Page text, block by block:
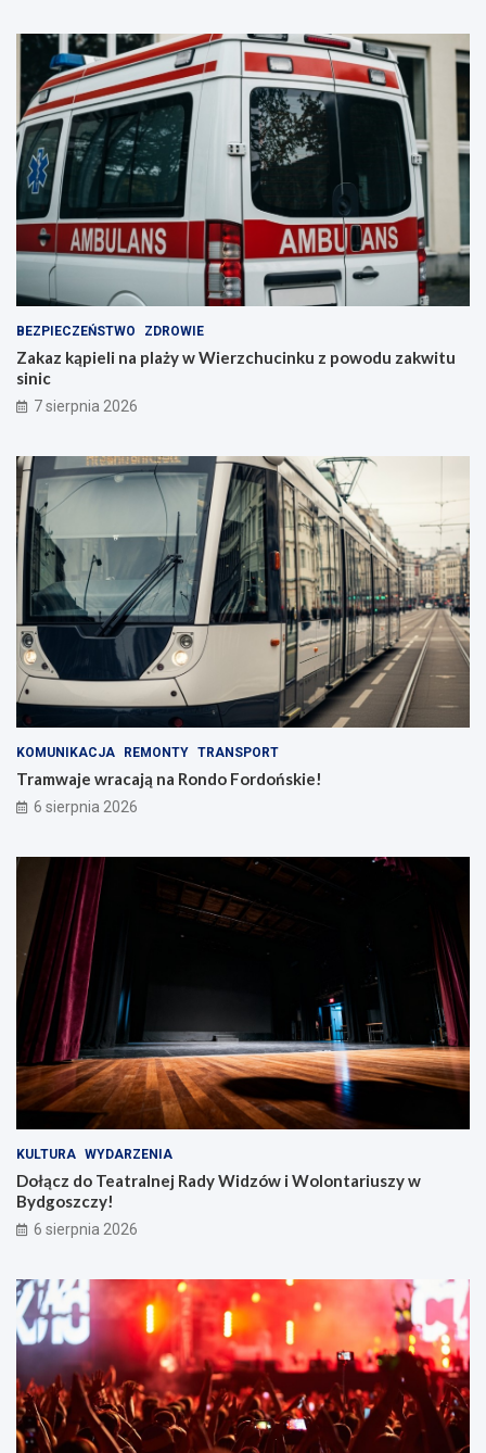
BEZPIECZEŃSTWO ZDROWIE
Zakaz kąpieli na plaży w Wierzchucinku z powodu zakwitu
sinic
7 sierpnia 2026
KOMUNIKACJA REMONTY TRANSPORT
Tramwaje wracają na Rondo Fordońskie!
6 sierpnia 2026
KULTURA WYDARZENIA
Dołącz do Teatralnej Rady Widzów i Wolontariuszy w
Bydgoszczy!
6 sierpnia 2026